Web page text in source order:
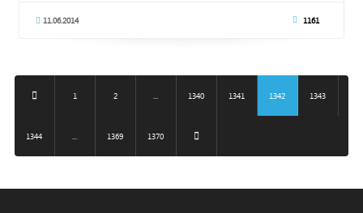
11.06.2014 1161
1 2 1340 1341 1342 1343
1344 1369 1370